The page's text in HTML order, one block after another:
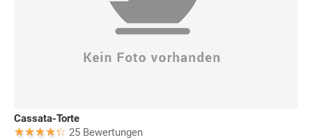
Cassata-Torte
25 Bewertungen